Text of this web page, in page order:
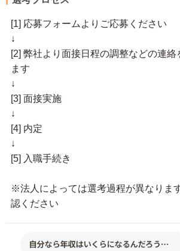
[1] 応募フォームよりご応募ください
↓
[2] 弊社より面接日程の調整などの連絡
ます
↓
[3] 面接実施
↓
[4] 内定
↓
[5] 入職手続き
※法人によっては選考過程が異なりま
認ください